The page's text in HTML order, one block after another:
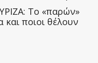
Το «παρών»
και ποιοι θέλουν